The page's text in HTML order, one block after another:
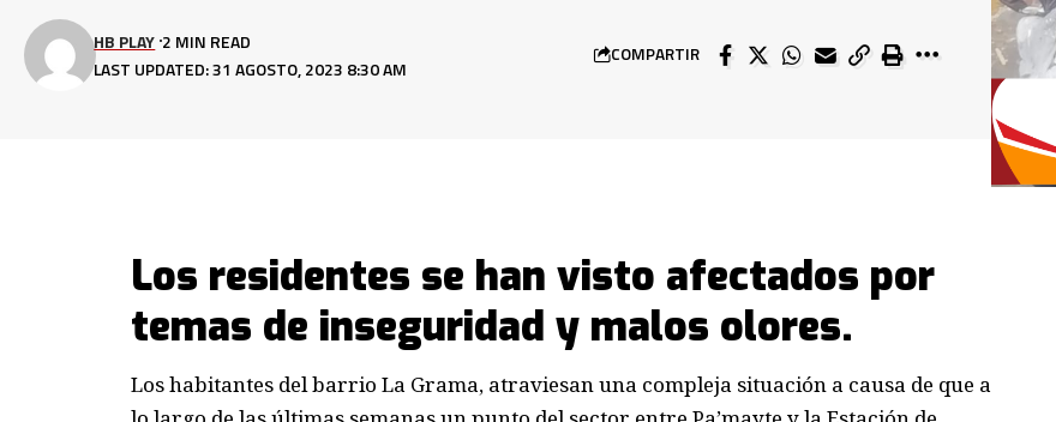
LAST UPDATED: 31 AGOSTO, 2023 8:30 AM
HB PLAY 2 MIN READ
COMPARTIR
Los residentes se han visto afectados por
temas de inseguridad y malos olores.
Los habitantes del barrio La Grama, atraviesan una compleja situación a causa de que a